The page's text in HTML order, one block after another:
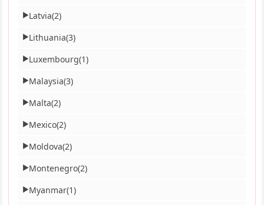
▶Latvia(2)
▶Lithuania(3)
▶Luxembourg(1)
▶Malaysia(3)
▶Malta(2)
▶Mexico(2)
▶Moldova(2)
▶Montenegro(2)
▶Myanmar(1)